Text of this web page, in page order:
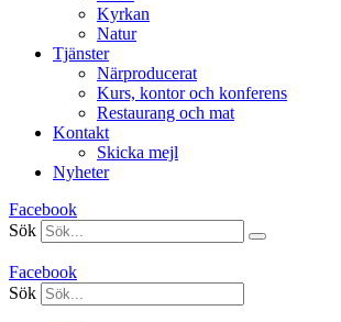
Kyrkan
Natur
Tjänster
Närproducerat
Kurs, kontor och konferens
Restaurang och mat
Kontakt
Skicka mejl
Nyheter
Facebook
Sök
Facebook
Sök